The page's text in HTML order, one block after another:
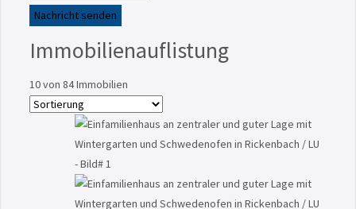
Nachricht senden
Immobilienauflistung
10von 84 Immobilien